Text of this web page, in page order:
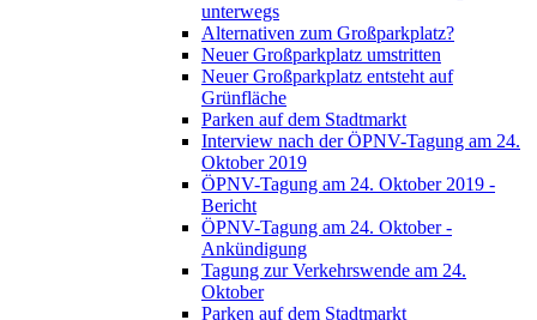
unterwegs
Alternativen zum Großparkplatz?
Neuer Großparkplatz umstritten
Neuer Großparkplatz entsteht auf
Grünfläche
Parken auf dem Stadtmarkt
Interview nach der ÖPNV-Tagung am 24.
Oktober 2019
ÖPNV-Tagung am 24. Oktober 2019 -
Bericht
ÖPNV-Tagung am 24. Oktober -
Ankündigung
Tagung zur Verkehrswende am 24.
Oktober
Parken auf dem Stadtmarkt